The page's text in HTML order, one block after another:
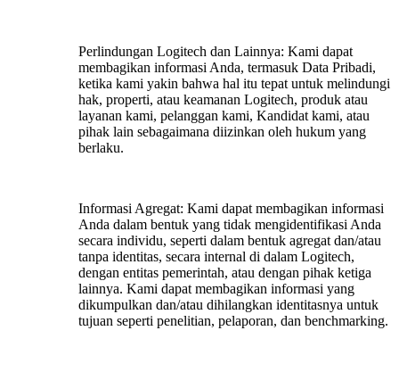
Perlindungan Logitech dan Lainnya: Kami dapat
membagikan informasi Anda, termasuk Data Pribadi,
ketika kami yakin bahwa hal itu tepat untuk melindungi
hak, properti, atau keamanan Logitech, produk atau
layanan kami, pelanggan kami, Kandidat kami, atau
pihak lain sebagaimana diizinkan oleh hukum yang
berlaku.
Informasi Agregat: Kami dapat membagikan informasi
Anda dalam bentuk yang tidak mengidentifikasi Anda
secara individu, seperti dalam bentuk agregat dan/atau
tanpa identitas, secara internal di dalam Logitech,
dengan entitas pemerintah, atau dengan pihak ketiga
lainnya. Kami dapat membagikan informasi yang
dikumpulkan dan/atau dihilangkan identitasnya untuk
tujuan seperti penelitian, pelaporan, dan benchmarking.